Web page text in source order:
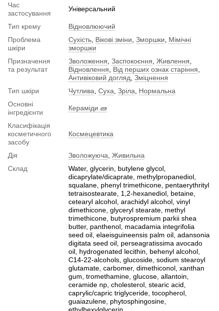
Час
застосування
Універсальний
Тип крему
Відновлюючий
Проблема
шкіри
Сухість Вікові зміни Зморшки
Мімічні
зморшки
Призначення
та результат
Зволоження Заспокоєння Живлення
Відновлення
Від перших ознак старіння
Антивіковий догляд Зміцнення
Тип шкіри
Чутлива Суха Зріла
Нормальна
Основні
інгредієнти
Кераміди 🧱
Класифікація
косметичного
засобу
Космецевтика
Дія Зволожуюча Живильна
Склад
Water, glycerin, butylene glycol,
dicaprylate/dicaprate, methylpropanediol,
squalane, phenyl trimethicone, pentaerythrityl
tetraisostearate, 1,2-hexanediol, betaine,
cetearyl alcohol, arachidyl alcohol, vinyl
dimethicone, glyceryl stearate, methyl
trimethicone, butyrospremium parkii shea
butter, panthenol, macadamia integrifolia
seed oil, elaeisguineensis palm oil, adansonia
digitata seed oil, perseagratissima avocado
oil, hydrogenated lecithin, behenyl alcohol,
C14-22-alcohols, glucoside, sodium stearoyl
glutamate, carbomer, dimethiconol, xanthan
gum, tromethamine, glucose, allantoin,
ceramide np, cholesterol, stearic acid,
caprylic/capric triglyceride, tocopherol,
guaiazulene, phytosphingosine,
ethylhexylglycerin